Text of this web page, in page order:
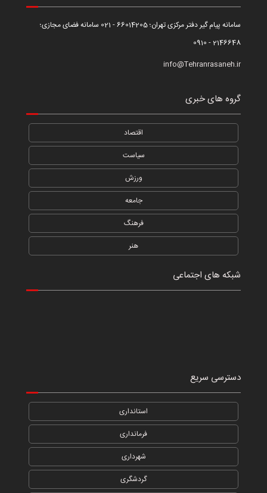
سامانه پیام گیر دفتر مرکزی تهران؛ 66014205 - 021 سامانه فضای مجازی؛
2146648 - 0910
info@Tehranrasaneh.ir
گروه های خبری
اقتصاد
سیاست
ورزش
جامعه
فرهنگ
هنر
شبکه های اجتماعی
دسترسی سریع
استانداری
فرمانداری
شهرداری
گردشگری